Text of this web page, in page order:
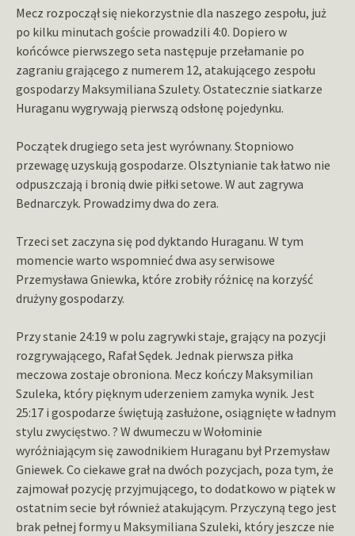
Mecz rozpoczął się niekorzystnie dla naszego zespołu, już
po kilku minutach goście prowadzili 4:0. Dopiero w
końcówce pierwszego seta następuje przełamanie po
zagraniu grającego z numerem 12, atakującego zespołu
gospodarzy Maksymiliana Szulety. Ostatecznie siatkarze
Huraganu wygrywają pierwszą odsłonę pojedynku.
Początek drugiego seta jest wyrównany. Stopniowo
przewagę uzyskują gospodarze. Olsztynianie tak łatwo nie
odpuszczają i bronią dwie piłki setowe. W aut zagrywa
Bednarczyk. Prowadzimy dwa do zera.
Trzeci set zaczyna się pod dyktando Huraganu. W tym
momencie warto wspomnieć dwa asy serwisowe
Przemysława Gniewka, które zrobiły różnicę na korzyść
drużyny gospodarzy.
Przy stanie 24:19 w polu zagrywki staje, grający na pozycji
rozgrywającego, Rafał Sędek. Jednak pierwsza piłka
meczowa zostaje obroniona. Mecz kończy Maksymilian
Szuleka, który pięknym uderzeniem zamyka wynik. Jest
25:17 i gospodarze świętują zasłużone, osiągnięte w ładnym
stylu zwycięstwo. ? W dwumeczu w Wołominie
wyróżniającym się zawodnikiem Huraganu był Przemysław
Gniewek. Co ciekawe grał na dwóch pozycjach, poza tym, że
zajmował pozycję przyjmującego, to dodatkowo w piątek w
ostatnim secie był również atakującym. Przyczyną tego jest
brak pełnej formy u Maksymiliana Szuleki, który jeszcze nie